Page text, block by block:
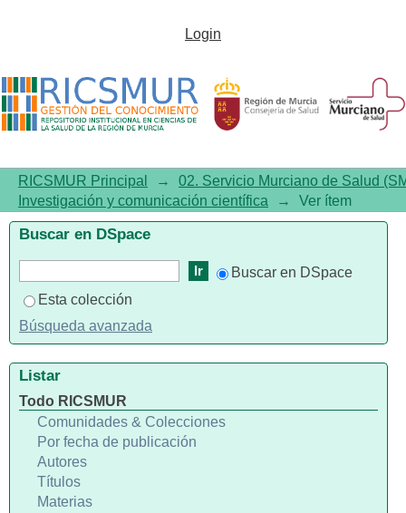
Techniques to Study
Inhibition by Small Molecules
Login
RICSMUR Principal →
02. Servicio Murciano de Salud
Investigación y comunicación científica
→ Ver ítem
Buscar en DSpace
Buscar en DSpace
Esta colección
Búsqueda avanzada
Listar
Todo RICSMUR
Comunidades & Colecciones
Por fecha de publicación
Autores
Títulos
Materias